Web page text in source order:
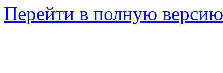
Перейти в полную версию